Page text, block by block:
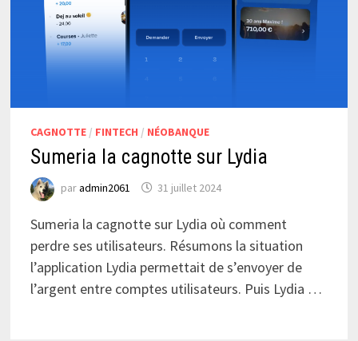
CAGNOTTE/ FINTECH / NÉOBANQUE
Sumeria la cagnotte sur Lydia
paradmin2061 31 juillet 2024
Sumeria la cagnotte sur Lydia où comment
perdre ses utilisateurs. Résumons la situation
l’application Lydia permettait de s’envoyer de
l’argent entre comptes utilisateurs. Puis Lydia …